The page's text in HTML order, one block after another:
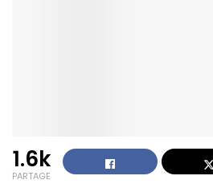
1.6k
PARTAGE